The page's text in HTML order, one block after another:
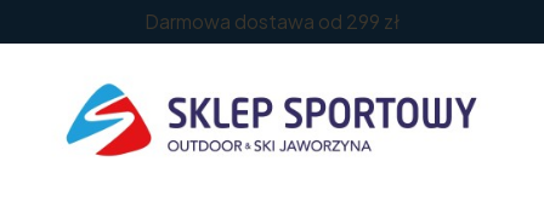
Darmowa dostawa od 299 zł